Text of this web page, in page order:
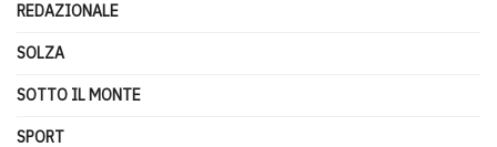
REDAZIONALE
SOLZA
SOTTO IL MONTE
SPORT